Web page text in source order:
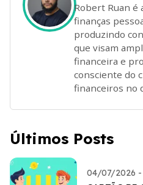
Robert Ruan é
finanças
produzindo
que visam
financeira e
consciente do
financeiros no
Últimos Posts
04/07/2026 -